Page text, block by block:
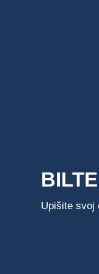
Upišite svoj